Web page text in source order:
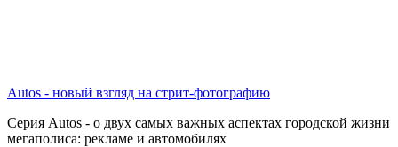
Autos - новый взгляд на стрит-фотографию
Серия Autos - о двух самых важных аспектах городской жизни
мегаполиса: рекламе и автомобилях